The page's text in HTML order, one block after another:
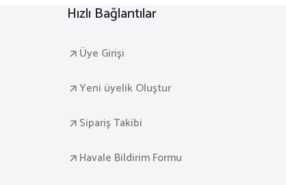
Hızlı Bağlantılar
Üye Girişi
Yeni üyelik Oluştur
Sipariş Takibi
Havale Bildirim Formu